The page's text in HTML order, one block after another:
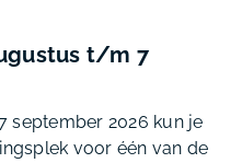
t/m 7
september 2026 kun je
voor één van de